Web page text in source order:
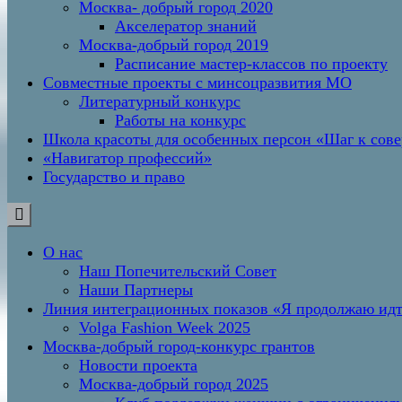
Москва- добрый город 2020
Акселератор знаний
Москва-добрый город 2019
Расписание мастер-классов по проекту
Совместные проекты с минсоцразвития МО
Литературный конкурс
Работы на конкурс
Школа красоты для особенных персон «Шаг к
«Навигатор профессий»
Государство и право
О нас
Наш Попечительский Совет
Наши Партнеры
Линия интеграционных показов «Я продолжаю
Volga Fashion Week 2025
Москва-добрый город-конкурс грантов
Новости проекта
Москва-добрый город 2025